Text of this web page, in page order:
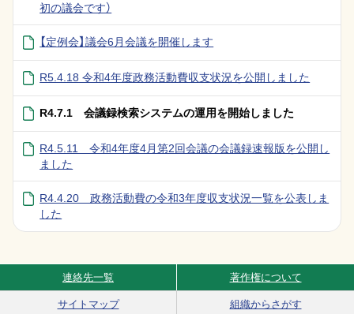
初の議会です）
【定例会】議会6月会議を開催します
R5.4.18 令和4年度政務活動費収支状況を公開しました
R4.7.1 会議録検索システムの運用を開始しました
R4.5.11 令和4年度4月第2回会議の会議録速報版を公開し
ました
R4.4.20 政務活動費の令和3年度収支状況一覧を公表しま
した
Site Navigation
連絡先一覧 著作権について
サイトマップ 組織からさがす